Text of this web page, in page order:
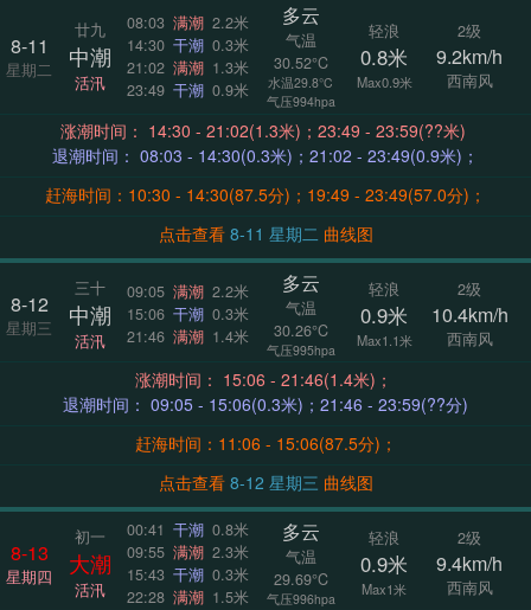
8-11
星期二
廿九
中潮
活汛
08:03 满潮 2.2米
14:30 干潮 0.3米
21:02 满潮 1.3米
23:49 干潮 0.9米
多云
气温
30.52°C
水温29.8°C
气压994hpa
轻浪
0.8米
Max0.9米
2级
9.2km/h
西南风
涨潮时间： 14:30 - 21:02(1.3米)；23:49 - 23:59(??米)
退潮时间： 08:03 - 14:30(0.3米)；21:02 - 23:49(0.9米)；
赶海时间：10:30 - 14:30(87.5分)；19:49 - 23:49(57.0分)；
点击查看
8-11 星期二 曲线图
8-12
星期三
三十
中潮
活汛
09:05 满潮 2.2米
15:06 干潮 0.3米
21:46 满潮 1.4米
多云
气温
30.26°C
气压995hpa
轻浪
0.9米
Max1.1米
2级
10.4km/h
西南风
涨潮时间： 15:06 - 21:46(1.4米)；
退潮时间： 09:05 - 15:06(0.3米)；21:46 - 23:59(??分)
赶海时间：11:06 - 15:06(87.5分)；
点击查看
8-12 星期三 曲线图
8-13
星期四
初一
大潮
活汛
00:41 干潮 0.8米
09:55 满潮 2.3米
15:43 干潮 0.3米
22:28 满潮 1.5米
多云
气温
29.69°C
气压996hpa
轻浪
0.9米
Max1米
2级
9.4km/h
西南风